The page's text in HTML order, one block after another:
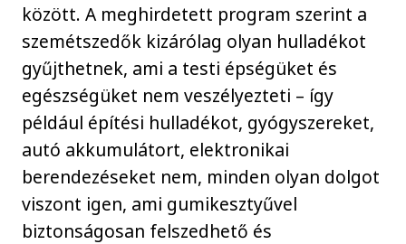
között. A meghirdetett program szerint a
szemétszedők kizárólag olyan hulladékot
gyűjthetnek, ami a testi épségüket és
egészségüket nem veszélyezteti – így
például építési hulladékot, gyógyszereket,
autó akkumulátort, elektronikai
berendezéseket nem, minden olyan dolgot
viszont igen, ami gumikesztyűvel
biztonságosan felszedhető és